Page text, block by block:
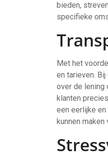
bieden,
specifieke
Met het
en tarieven.
over de lening
klanten
een eerlijke
kunnen